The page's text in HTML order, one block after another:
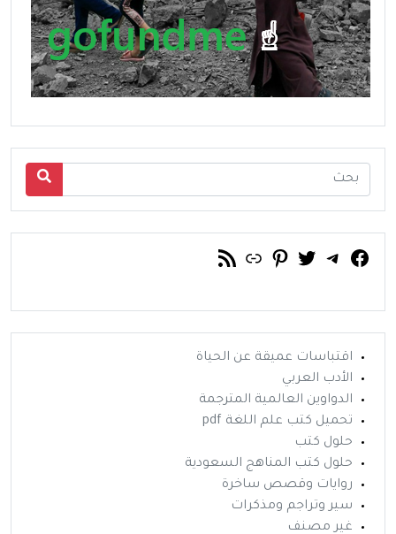
فيسبوك
تيليجرام
تويتربينتريست
رابطخلاصة RSS
اقتباسات عميقة عن الحياة
الأدب العربي
الدواوين العالمية المترجمة
تحميل كتب علم اللغة pdf
حلول كتب
حلول كتب المناهج السعودية
روايات وقصص ساخرة
سير وتراجم ومذكرات
غير مصنف